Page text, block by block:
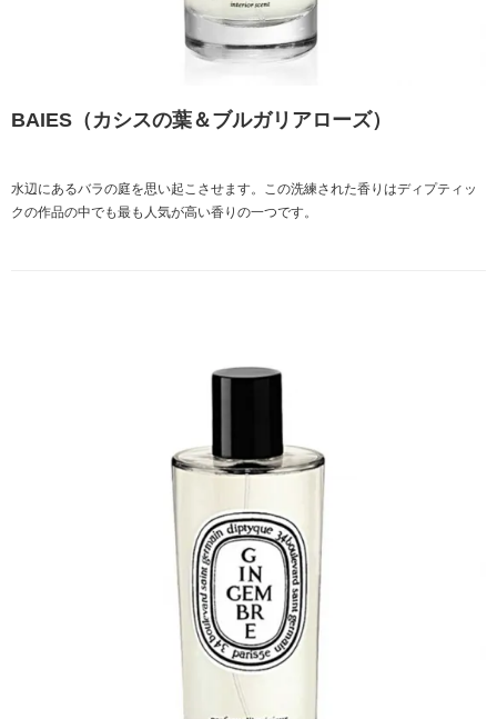
BAIES（カシスの葉＆ブルガリアローズ）
水辺にあるバラの庭を思い起こさせます。この洗練された香りはディプティッ
クの作品の中でも最も人気が高い香りの一つです。